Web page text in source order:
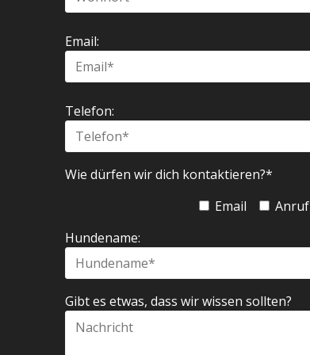
Email:
Telefon:
Wie dürfen wir dich kontaktieren?*
Email
Anruf
Hundename:
Gibt es etwas, dass wir wissen sollten?